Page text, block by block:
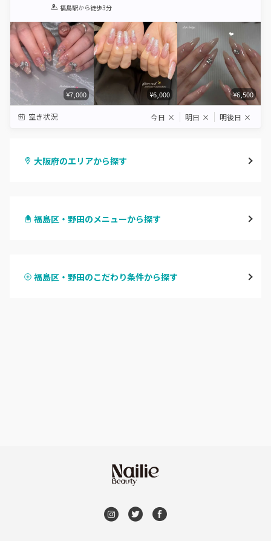
1 2 3 4 5
福島駅から徒歩3分
¥7,000 ¥6,000 ¥6,500
空き状況 今日 × 明日 × 明後日 ×
大阪府のエリアから探す
心斎橋・南船場・アメ村
福島区・野田のメニューから探す
ハンドスカルプ
福島区・野田のこだわり条件から探す